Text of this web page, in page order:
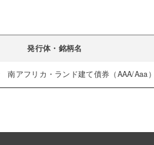
発行体・銘柄名
アフリカ・ランド建て債券（AAA/Aaa）